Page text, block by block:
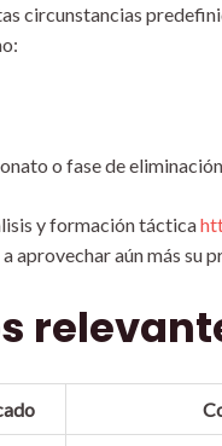
circunstancias
o fase de
y formación táctica
aprovechar aún más su